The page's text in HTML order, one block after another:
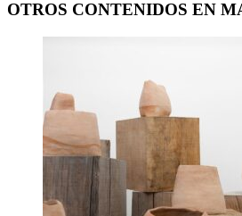
OTROS CONTENIDOS EN